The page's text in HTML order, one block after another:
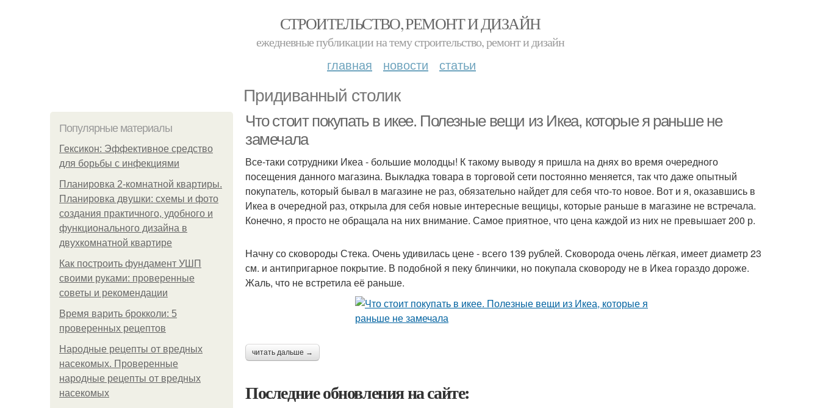
СТРОИТЕЛЬСТВО, РЕМОНТ И ДИЗАЙН
ежедневные публикации на тему строительство, ремонт и дизайн
главная новости статьи
Придиванный столик
Популярные материалы
Гексикон: Эффективное средство
для борьбы с инфекциями
Планировка 2-комнатной квартиры.
Планировка двушки: схемы и фото
создания практичного, удобного и
функционального дизайна в
двухкомнатной квартире
Как построить фундамент УШП
своими руками: проверенные
советы и рекомендации
Время варить брокколи: 5
проверенных рецептов
Народные рецепты от вредных
насекомых. Проверенные
народные рецепты от вредных
насекомых
Что стоит покупать в икее. Полезные вещи из Икеа, которые я раньше не
замечала
Все-таки сотрудники Икеа - большие молодцы! К такому выводу я пришла на днях во время очередного
посещения данного магазина. Выкладка товара в торговой сети постоянно меняется, так что даже опытный
покупатель, который бывал в магазине не раз, обязательно найдет для себя что-то новое. Вот и я, оказавшись в
Икеа в очередной раз, открыла для себя новые интересные вещицы, которые раньше в магазине не встречала.
Конечно, я просто не обращала на них внимание. Самое приятное, что цена каждой из них не превышает 200 р.
Начну со сковороды Стека. Очень удивилась цене - всего 139 рублей. Сковорода очень лёгкая, имеет диаметр 23
см. и антипригарное покрытие. В подобной я пеку блинчики, но покупала сковороду не в Икеа гораздо дороже.
Жаль, что не встретила её раньше.
читать дальше →
Последние обновления на сайте: